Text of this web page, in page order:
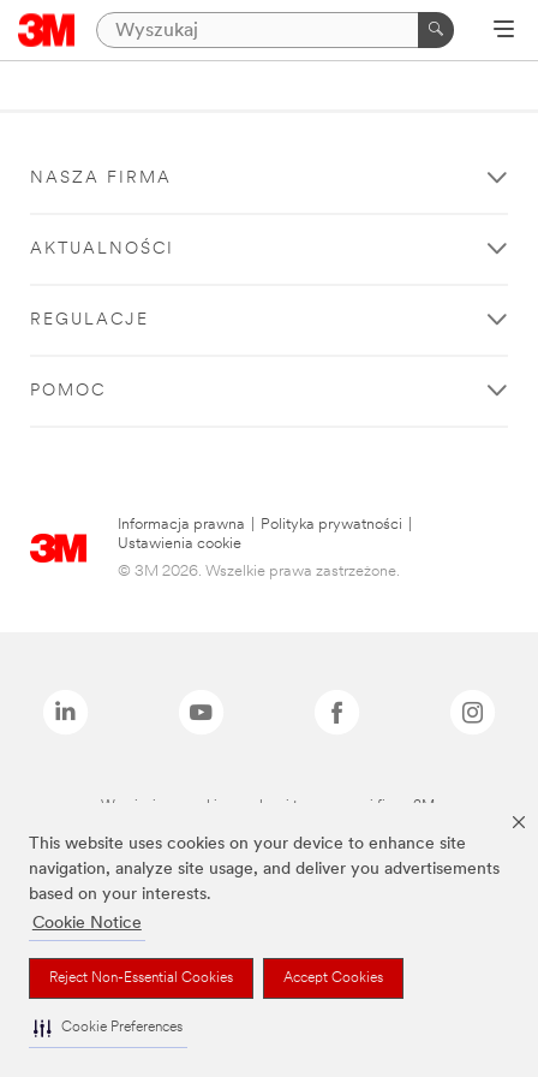
This website uses cookies on your device to enhance site
navigation, analyze site usage, and deliver you advertisements
based on your interests.
Cookie Notice
Reject Non-Essential Cookies Accept Cookies
Cookie Preferences
NASZA FIRMA
AKTUALNOŚCI
REGULACJE
POMOC
Informacja prawna Polityka prywatności
Ustawienia cookie
© 3M 2026. Wszelkie prawa zastrzeżone.
Wymienione marki są znakami towarowymi firmy 3M.